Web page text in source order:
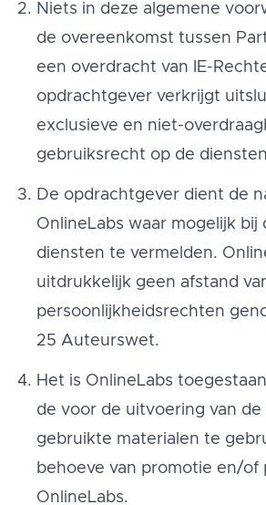
Niets in deze algemene
de overeenkomst tussen
een overdracht van IE-
opdrachtgever verkrijgt
exclusieve en niet-
gebruiksrecht op de
De opdrachtgever dient de
OnlineLabs waar mogelijk bij
diensten te vermelden.
uitdrukkelijk geen afstand
persoonlijkheidsrechten
25 Auteurswet.
Het is OnlineLabs
de voor de uitvoering van
gebruikte materialen te
behoeve van promotie en/of
OnlineLabs.